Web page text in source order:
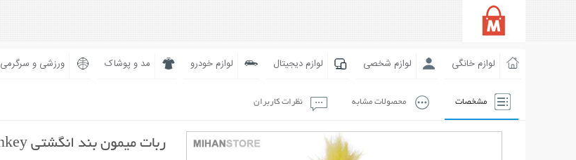
لوازم خانگی لوازم شخصی لوازم دیجیتال لوازم خودرو مد و پوشاک ورزشی و سرگرمی
مشخصات محصولات مشابه نظرات کاربران
ربات میمون بند انگشتی BabyMonkey